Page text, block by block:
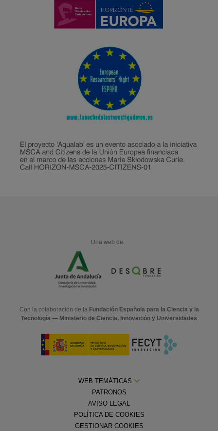
Una web de:
Con la colaboración de la Fundación Española para la Ciencia y la
Tecnología — Ministerio de Ciencia, Innovación y Universidades
WEB TEMÁTICAS
PATRONOS
AVISO LEGAL
POLÍTICA DE COOKIES
GESTIONAR COOKIES